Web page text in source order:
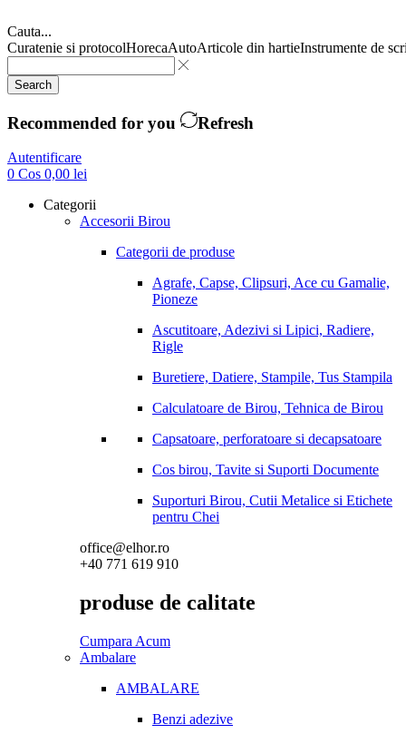
Cauta...
Curatenie si protocolHorecaAutoArticole din hartieInstrumente de
Search
Recommended for you Refresh
Autentificare
0 Cos 0,00 lei
Categorii
Accesorii Birou
Categorii de produse
Agrafe, Capse, Clipsuri, Ace cu Gamalie,
Pioneze
Ascutitoare, Adezivi si Lipici, Radiere,
Rigle
Buretiere, Datiere, Stampile, Tus Stampila
Calculatoare de Birou, Tehnica de Birou
Capsatoare, perforatoare si decapsatoare
Cos birou, Tavite si Suporti Documente
Suporturi Birou, Cutii Metalice si Etichete
pentru Chei
office@elhor.ro
+40 771 619 910
produse de calitate
Cumpara Acum
Ambalare
AMBALARE
Benzi adezive